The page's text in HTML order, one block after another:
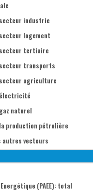
industrie
logement
secteur tertiaire
transports
agriculture
électricité
naturel
production pétrolière
autres vecteurs
(PAEE): total